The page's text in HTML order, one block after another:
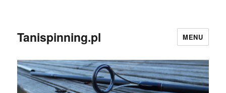
Tanispinning.pl MENU